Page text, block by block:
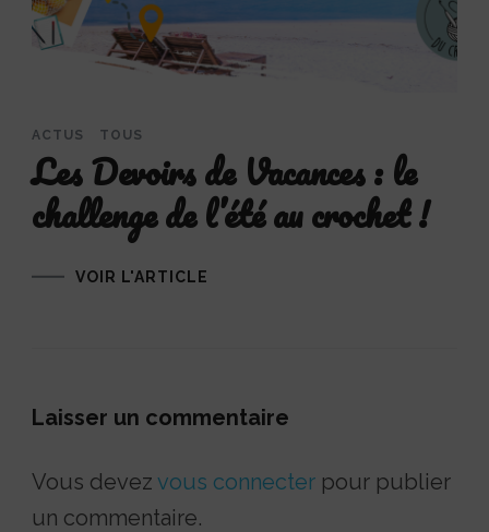
ACTUS TOUS
Les Devoirs de Vacances : le
challenge de l’été au crochet !
VOIR L'ARTICLE
Laisser un commentaire
Vous devez vous connecter pour publier
un commentaire.